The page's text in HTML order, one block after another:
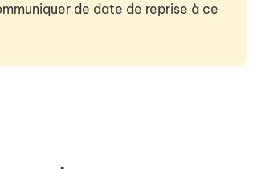
de date de reprise à ce